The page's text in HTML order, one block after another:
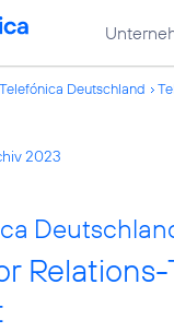
Telefónica Deutschland
2023